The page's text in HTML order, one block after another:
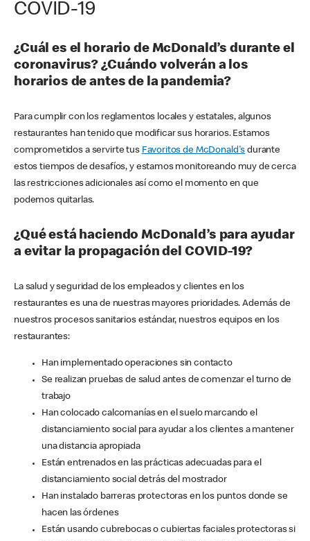
COVID-19
¿Cuál es el horario de McDonald’s durante el
coronavirus? ¿Cuándo volverán a los
horarios de antes de la pandemia?
Para cumplir con los reglamentos locales y estatales, algunos
restaurantes han tenido que modificar sus horarios. Estamos
comprometidos a servirte tus Favoritos de McDonald's durante
estos tiempos de desafíos, y estamos monitoreando muy de cerca
las restricciones adicionales así como el momento en que
podemos quitarlas.
¿Qué está haciendo McDonald’s para ayudar
a evitar la propagación del COVID-19?
La salud y seguridad de los empleados y clientes en los
restaurantes es una de nuestras mayores prioridades. Además de
nuestros procesos sanitarios estándar, nuestros equipos en los
restaurantes:
Han implementado operaciones sin contacto
Se realizan pruebas de salud antes de comenzar el turno de
trabajo
Han colocado calcomanías en el suelo marcando el
distanciamiento social para ayudar a los clientes a mantener
una distancia apropiada
Están entrenados en las prácticas adecuadas para el
distanciamiento social detrás del mostrador
Han instalado barreras protectoras en los puntos donde se
hacen las órdenes
Están usando cubrebocas o cubiertas faciales protectoras si